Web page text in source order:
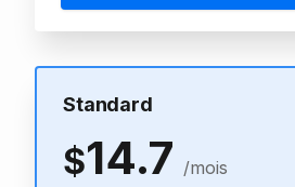
Standard
$14.7 /mois